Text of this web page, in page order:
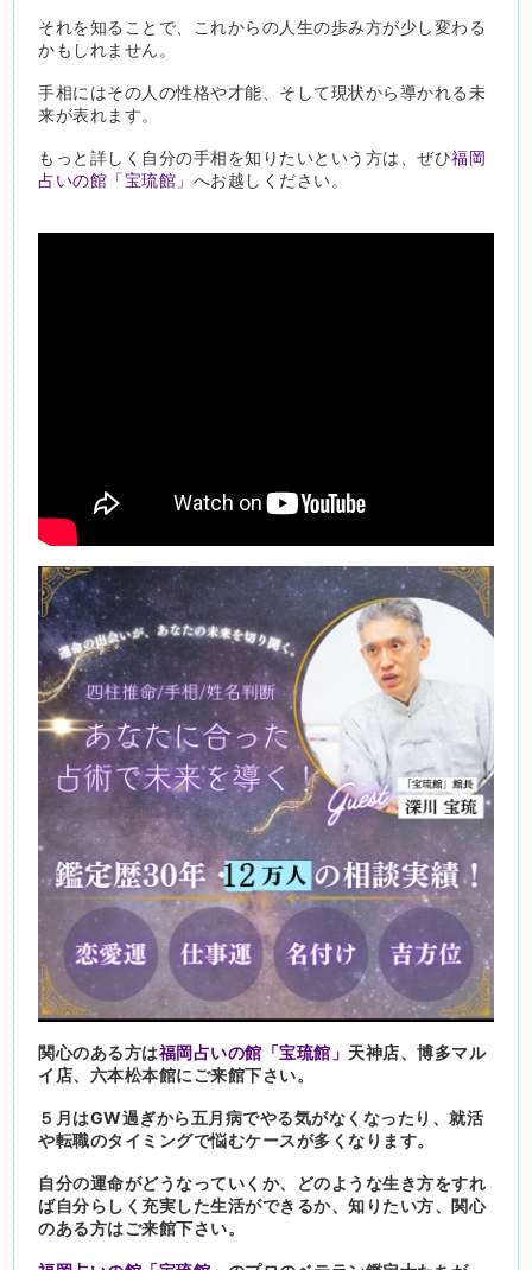
それを知ることで、これからの人生の歩み方が少し変わる
かもしれません。
手相にはその人の性格や才能、そして現状から導かれる未
来が表れます。
もっと詳しく自分の手相を知りたいという方は、ぜひ福岡
占いの館「宝琉館」 へお越しください。
関心のある方は福岡占いの館「宝琉館」 天神店、博多マル
イ店、六本松本館にご来館下さい。
５月はGW過ぎから五月病でやる気がなくなったり、就活
や転職のタイミングで悩むケースが多くなります。
自分の運命がどうなっていくか、どのような生き方をすれ
ば自分らしく充実した生活ができるか、知りたい方、関心
のある方はご来館下さい。